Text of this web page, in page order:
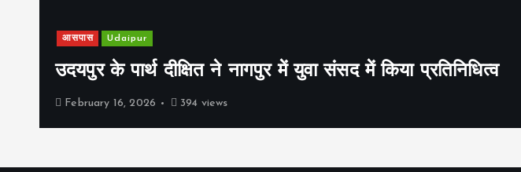
आसपास Udaipur
उदयपुर के पार्थ दीक्षित ने नागपुर में युवा संसद में किया प्रतिनिधित्व
February 16, 2026 394 views